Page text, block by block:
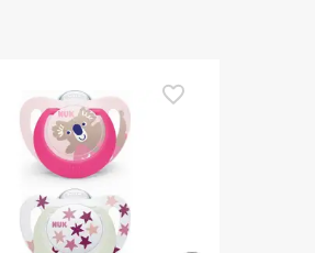
tarde para veres as
e condições